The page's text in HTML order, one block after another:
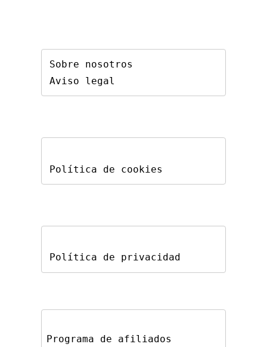
Sobre nosotros
Aviso legal
Política de cookies
Política de privacidad
Programa de afiliados